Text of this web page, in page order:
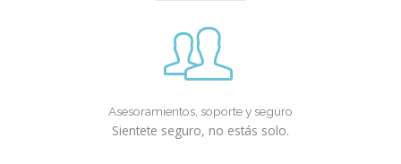
Asesoramientos, soporte y seguro
Sientete seguro, no estás solo.